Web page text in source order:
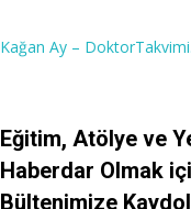
Kağan Ay –
Eğitim, Atölye ve
Haberdar Olmak
Bültenimize Kaydol